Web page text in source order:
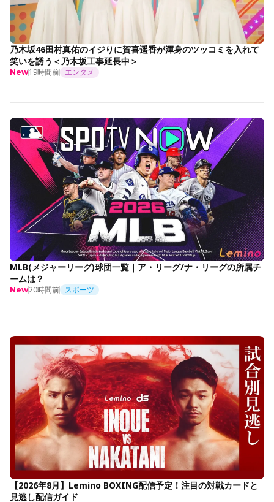
乃木坂46田村真佑のイジりに賀喜遥香が渾身のツッコミを入れて
笑いを誘う＜乃木坂工事延長中＞
New19時間前 エンタメ
MLB(メジャーリーグ)球団一覧｜ア・リーグ/ナ・リーグの所属チ
ームは？
New20時間前 スポーツ
【2026年8月】Lemino BOXING配信予定！注目の対戦カードと
見逃し配信ガイド